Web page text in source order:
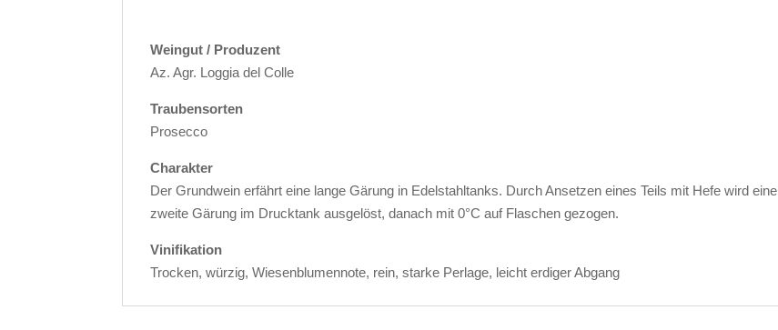
Weingut / Produzent
Az. Agr. Loggia del Colle
Traubensorten
Prosecco
Charakter
Der Grundwein erfährt eine lange Gärung in Edelstahltanks. Durch Ansetzen eines Teils mit Hefe wird eine
zweite Gärung im Drucktank ausgelöst, danach mit 0°C auf Flaschen gezogen.
Vinifikation
Trocken, würzig, Wiesenblumennote, rein, starke Perlage, leicht erdiger Abgang